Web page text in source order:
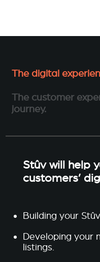
The digital
The customer
journey.
Stûv will help
customers’
Building your
Developing your
listings.